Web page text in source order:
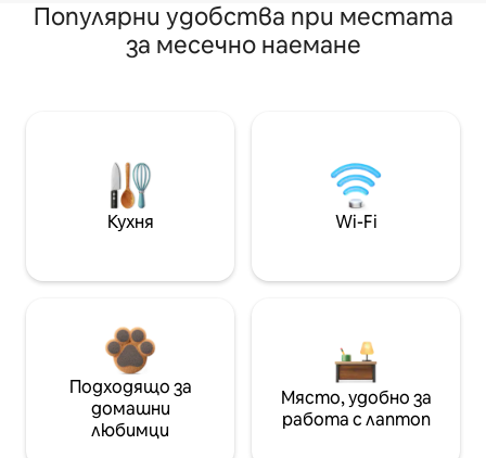
Популярни удобства при местата
за месечно наемане
Кухня Wi-Fi
Подходящо за
домашни
любимци
Място, удобно за
работа с лаптоп